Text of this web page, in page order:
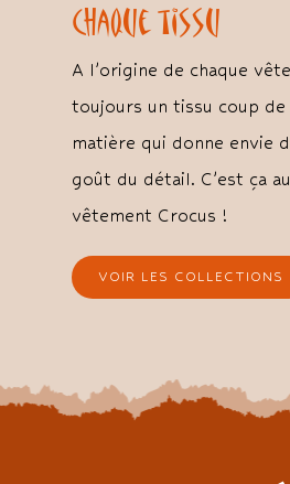
chaque tissu
A l’origine de chaque
toujours un tissu coup de
matière qui donne envie
goût du détail. C’est ça
vêtement Crocus !
VOIR LES COLLECTIONS